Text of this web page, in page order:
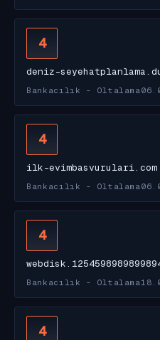
4
deniz-
Bankacılık - Oltalama
4
ilk-evimbasvurulari.com
Bankacılık - Oltalama
4
Bankacılık - Oltalama
4